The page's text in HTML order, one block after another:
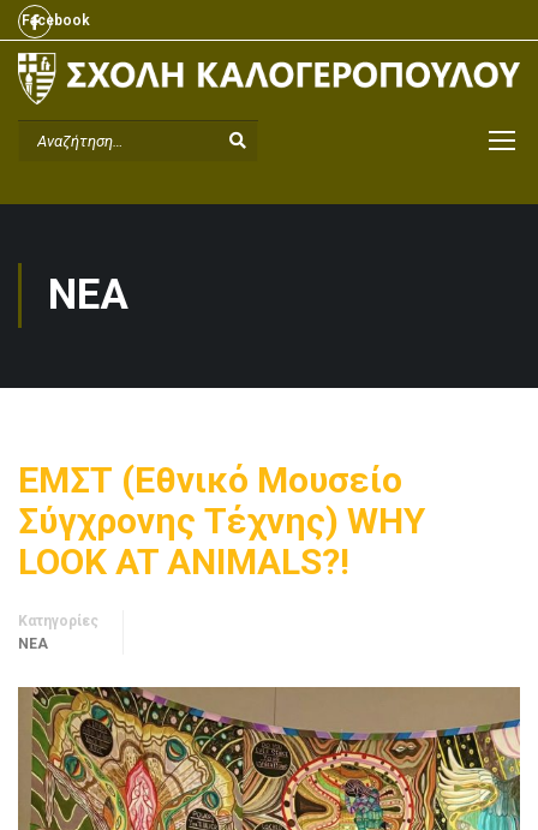
Facebook
Facebook
ΝΈΑ
ΕΜΣΤ (Εθνικό Μουσείο
Σύγχρονης Τέχνης) WHY
LOOK AT ANIMALS?!
Κατηγορίες
ΝΈΑ